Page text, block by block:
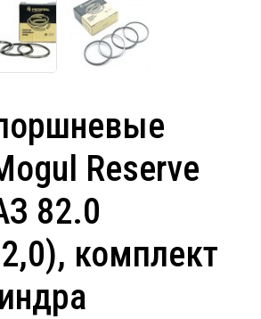
Reserve
82.0
комплект